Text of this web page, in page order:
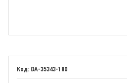
DA-35343-180